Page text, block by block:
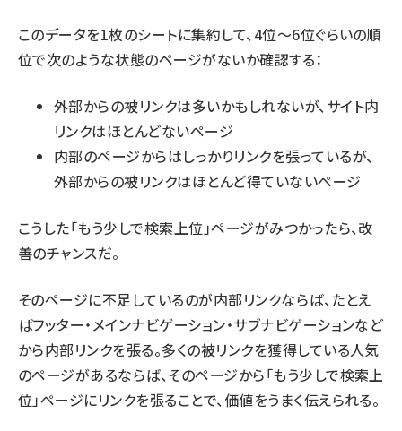
このデータを1枚のシートに集約して、4位～6位ぐらいの順
位で次のような状態のページがないか確認する：
外部からの被リンクは多いかもしれないが、サイト内
リンクはほとんどないページ
内部のページからはしっかりリンクを張っているが、
外部からの被リンクはほとんど得ていないページ
こうした「もう少しで検索上位」ページがみつかったら、改
善のチャンスだ。
そのページに不足しているのが内部リンクならば、たとえ
ばフッター・メインナビゲーション・サブナビゲーションなど
から内部リンクを張る。多くの被リンクを獲得している人気
のページがあるならば、そのページから「もう少しで検索上
位」ページにリンクを張ることで、価値をうまく伝えられる。